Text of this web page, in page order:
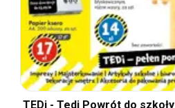
TEDi - Tedi Powrót do szkoły